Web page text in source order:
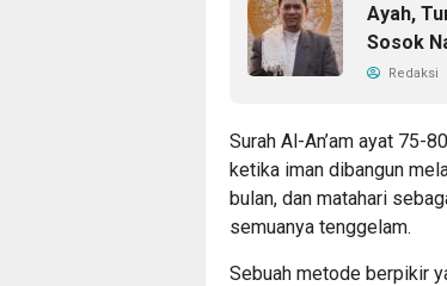
Ayah,
Sosok
Redaksi
Surah Al-An’am ayat 75-
ketika iman dibangun
bulan, dan matahari
semuanya tenggelam.
Sebuah metode berpikir